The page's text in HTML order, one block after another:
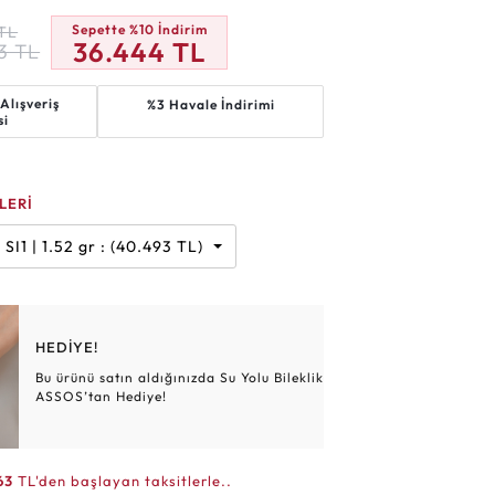
Elmas Bilezikler
Altın Tesbihler
Altın Hasır Setler
Violet
TL
Sepette %10 İndirim
36.444TL
Alışveriş
%3 Havale İndirimi
| F | SI1 | 1.52 gr : (40.493 TL)
HEDİYE!
Bu ürünü satın aldığınızda Su Yolu Bileklik
ASSOS’tan Hediye!
TL'den başlayan taksitlerle..